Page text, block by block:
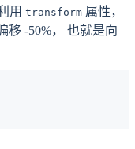
用 transform 属性，
移 -50%， 也就是向